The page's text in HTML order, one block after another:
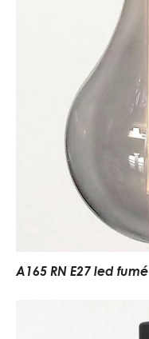
A165 RN E27 led fumé